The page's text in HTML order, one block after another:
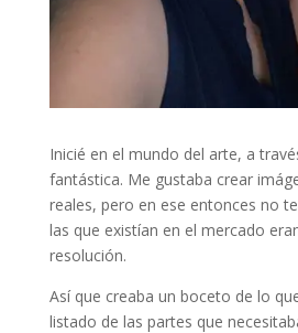
Inicié en el mundo del arte, a
fantástica. Me gustaba crear
reales, pero en ese entonces no
las que existían en el mercado
resolución.
Así que creaba un boceto de lo
listado de las partes que